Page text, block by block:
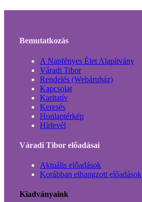
Bemutatkozás
A Napfényes Élet Alapítvány
Váradi Tibor
Rendelés (Webáruház)
Kapcsolat
Karitatív
Keresés
Honlaptérkép
Hírlevél
Váradi Tibor előadásai
Aktuális előadások
Korábban elhangzott előadások
Kiadványaink